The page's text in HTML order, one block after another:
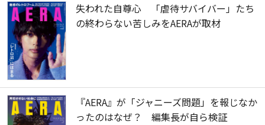
失われた自尊心 「虐待サバイバー」たち
の終わらない苦しみをAERAが取材
『AERA』が「ジャニーズ問題」を報じなか
ったのはなぜ？ 編集長が自ら検証